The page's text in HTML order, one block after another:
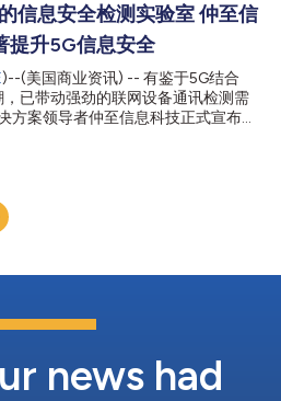
根据美国市场研究机构分析，到
模预计将达到107亿美元，年均复
要来自于不断增加的应用程序攻
、企业对云端的部署、日趋严格的
越多的复杂威胁，都是应用安全测试
广泛采用的原因。仲至信息总经理洪
，让网络安全风险居高不下，针对
信息安全检测实验室 仲至信
提升5G信息安全
)--(美国商业资讯) -- 有鉴于5G结合
已带动强劲的联网设备通讯检测需
方案领导者仲至信息科技正式宣布，
的AI信息安全评估产品，近日也再次
- Global Excellence Awards及
际大奖。 美国公共政策研究机构
洞，因此对于5G来说，真正的挑战
洪光钧表示：“5G 与IoT及其带来的
趋频繁，如何强化5G信息安全意识
news had